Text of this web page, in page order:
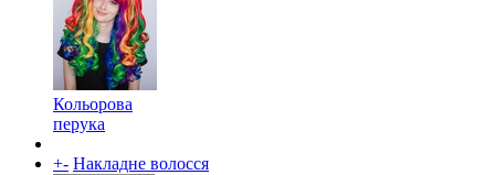
Кольорова
перука
+- Накладне волосся